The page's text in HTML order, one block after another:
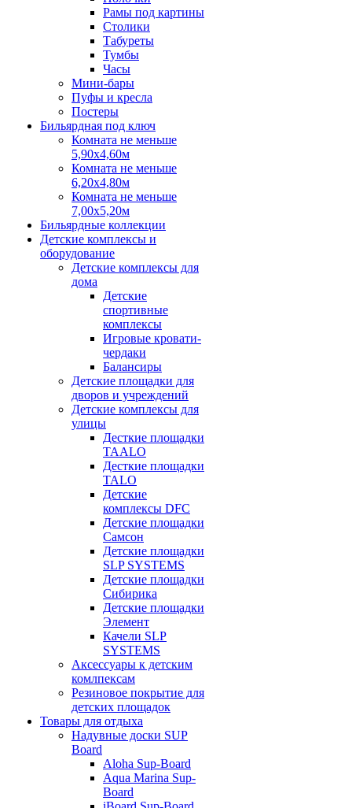
Рамы под картины
Столики
Табуреты
Тумбы
Часы
Мини-бары
Пуфы и кресла
Постеры
Бильярдная под ключ
Комната не меньше
5,90х4,60м
Комната не меньше
6,20х4,80м
Комната не меньше
7,00х5,20м
Бильярдные коллекции
Детские комплексы и
оборудование
Детские комплексы для
дома
Детские
спортивные
комплексы
Игровые кровати-
чердаки
Балансиры
Детские площадки для
дворов и учреждений
Детские комплексы для
улицы
Десткие площадки
TAALO
Десткие площадки
TALO
Детские
комплексы DFC
Детские площадки
Самсон
Детские площадки
SLP SYSTEMS
Детские площадки
Сибирика
Детские площадки
Элемент
Качели SLP
SYSTEMS
Аксессуары к детским
комлпексам
Резиновое покрытие для
детских площадок
Товары для отдыха
Надувные доски SUP
Board
Aloha Sup-Board
Aqua Marina Sup-
Board